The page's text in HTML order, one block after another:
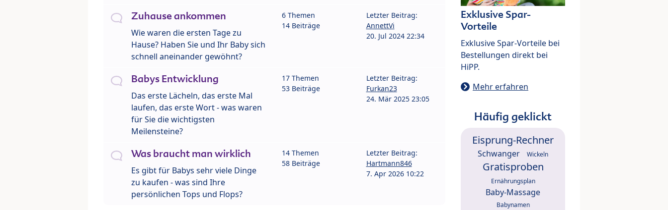
Zuhause ankommen
Wie waren die ersten Tage zu
Hause? Haben Sie und Ihr Baby sich
schnell aneinander gewöhnt?
6 Themen
14 Beiträge
Letzter Beitrag:
AnnettVi
20. Jul 2024 22:34
Babys Entwicklung
Das erste Lächeln, das erste Mal
laufen, das erste Wort - was waren
für Sie die wichtigsten
Meilensteine?
17 Themen
53 Beiträge
Letzter Beitrag:
Furkan23
24. Mär 2025 23:05
Was braucht man wirklich
Es gibt für Babys sehr viele Dinge
zu kaufen - was sind Ihre
persönlichen Tops und Flops?
14 Themen
58 Beiträge
Letzter Beitrag:
Hartmann846
7. Apr 2026 10:22
Exklusive Spar-
Vorteile
Exklusive Spar-Vorteile bei
Bestellungen direkt bei
HiPP.
Mehr erfahren
Häufig geklickt
Eisprung-Rechner
Schwanger Wickeln
Gratisproben
Ernährungsplan
Baby-Massage
Babynamen